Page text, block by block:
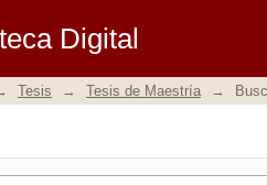
Digital
Tesis → Tesis de Maestría →